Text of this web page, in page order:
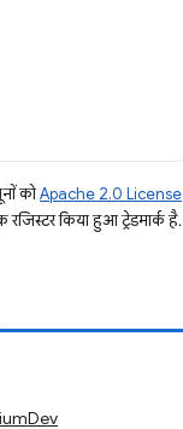
कोApache 2.0 License
किया हुआ ट्रेडमार्क है.